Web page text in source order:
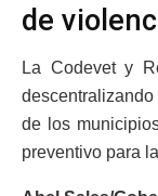
de
La Codevet y
de los
preventivo para